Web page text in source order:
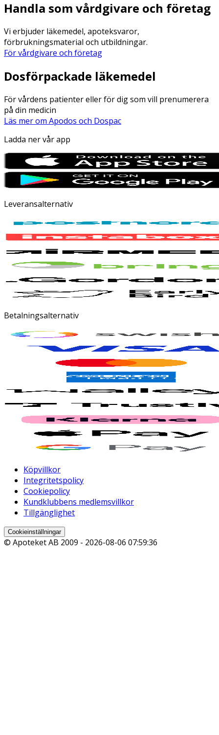
Handla som vårdgivare och företag
Vi erbjuder läkemedel, apoteksvaror,
förbrukningsmaterial och utbildningar.
För vårdgivare och företag
Dosförpackade läkemedel
För vårdens patienter eller för dig som vill prenumerera
på din medicin
Läs mer om Apodos och Dospac
Ladda ner vår app
Leveransalternativ
Betalningsalternativ
Köpvillkor
Integritetspolicy
Cookiepolicy
Kundklubbens medlemsvillkor
Tillgänglighet
Cookieinställningar
© Apoteket AB 2009 - 2026-08-06 07:59:36